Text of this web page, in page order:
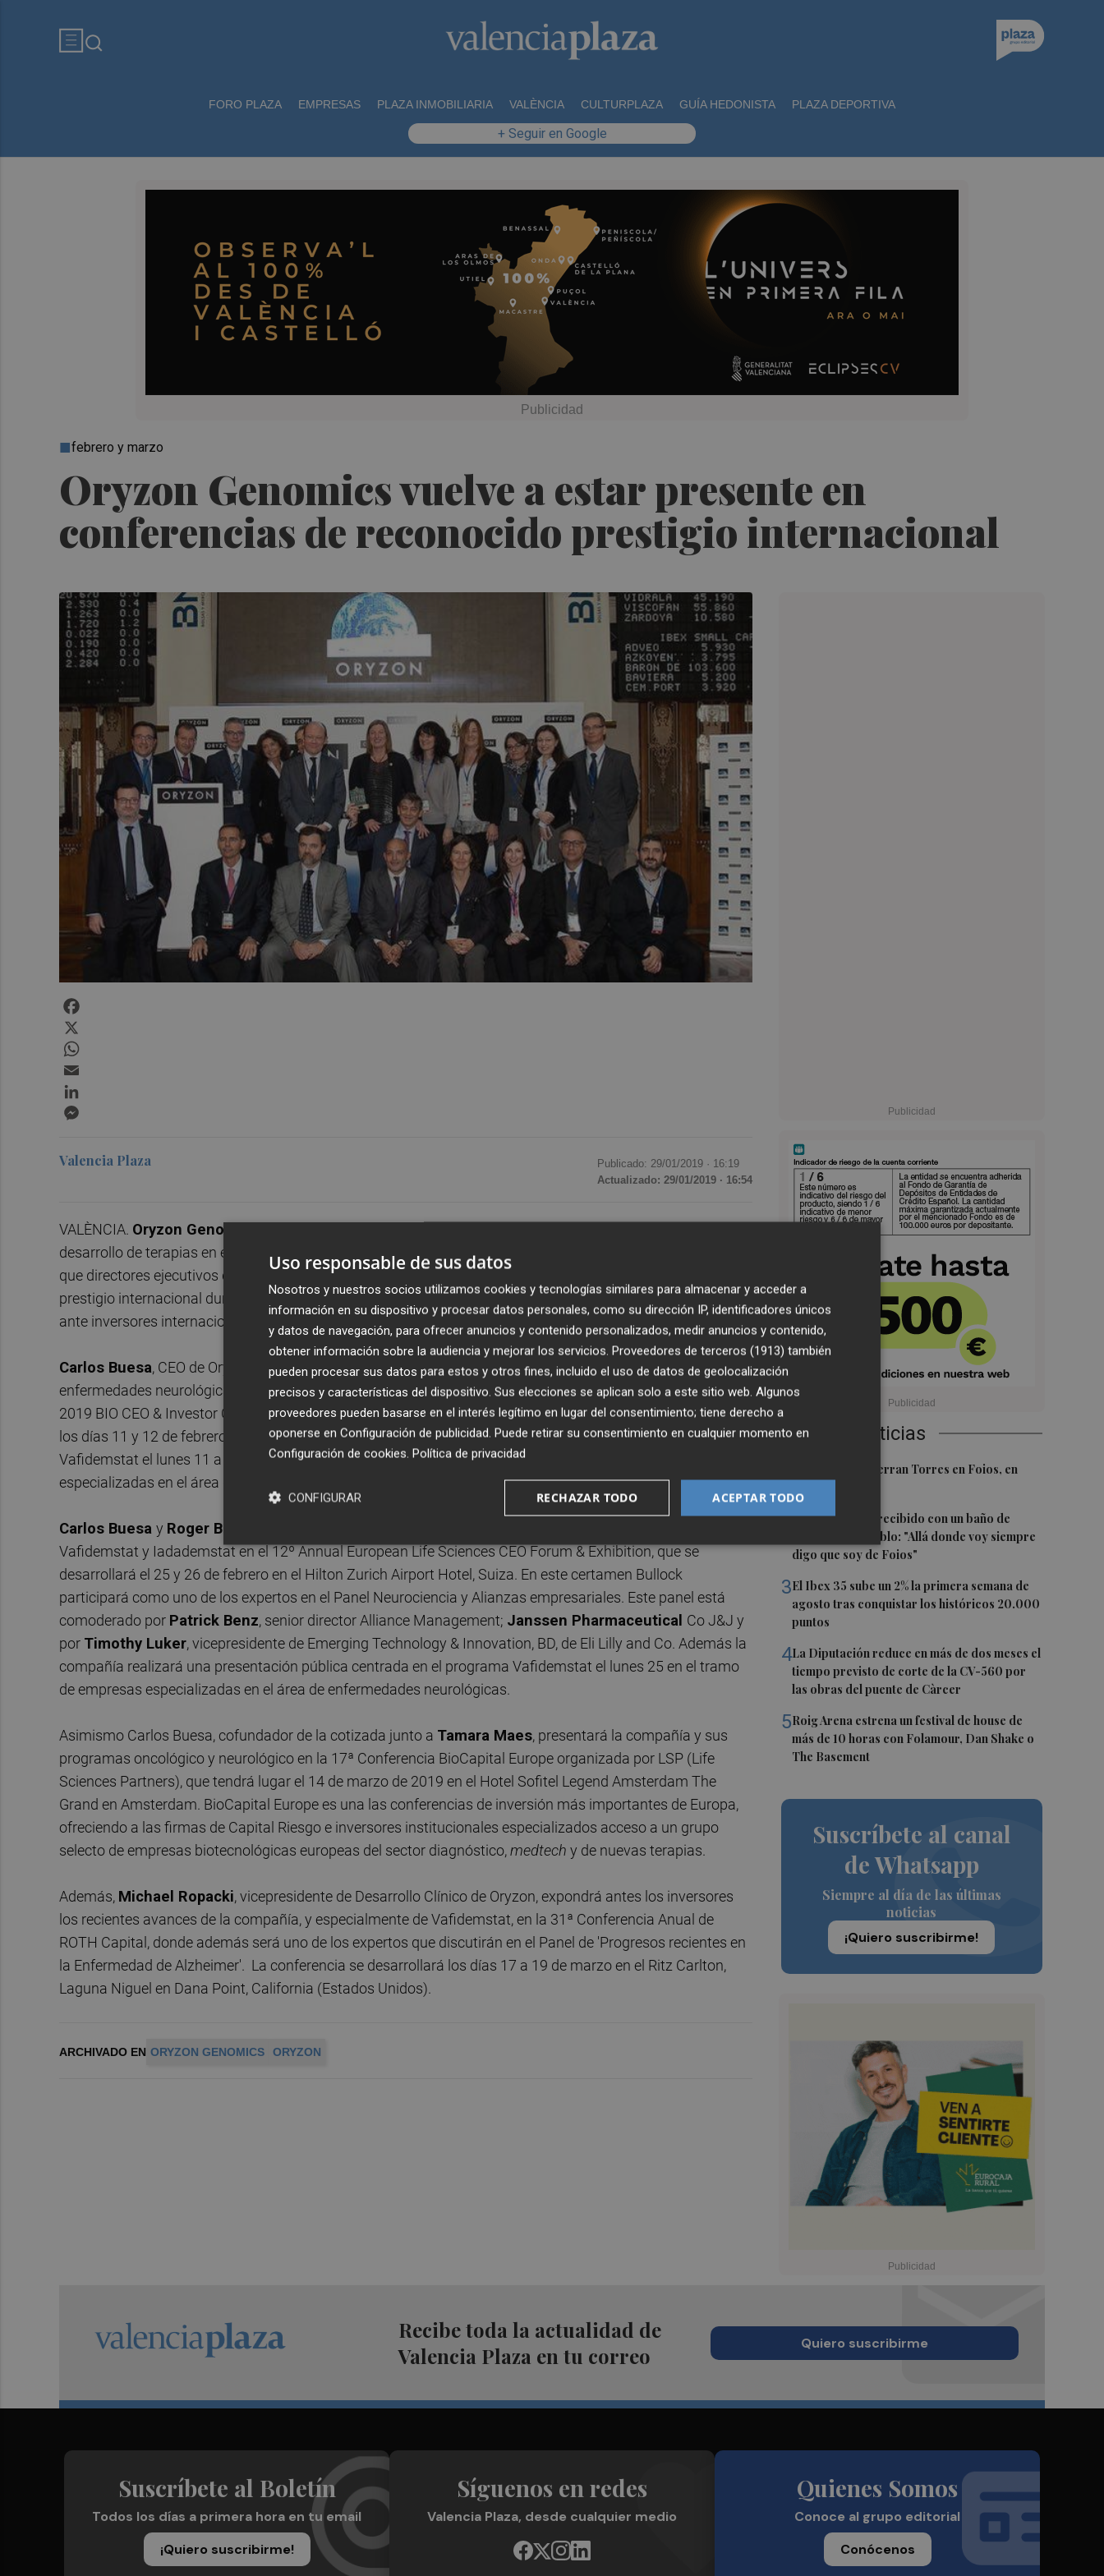
FORO PLAZA EMPRESAS PLAZA INMOBILIARIA VALÈNCIA CULTURPLAZA GUÍA HEDONISTA PLAZA DEPORTIVA
+ Seguir en Google
Oryzon Genomics vuelve a estar presente en
conferencias de reconocido prestigio internacional
febrero y marzo
Últimas Noticias
El homenaje a Ferran Torres en Foios, en
2Ferran Torres, recibido con un baño de
masas en su pueblo: "Allá donde voy siempre
digo que soy de Foios"
3El Ibex 35 sube un 2% la primera semana de
agosto tras conquistar los históricos 20.000
puntos
4La Diputación reduce en más de dos meses el
tiempo previsto de corte de la CV-560 por
las obras del puente de Càrcer
5Roig Arena estrena un festival de house de
más de 10 horas con Folamour, Dan Shake o
The Basement
Suscríbete al canal
de Whatsapp
Siempre al día de las últimas
noticias
¡Quiero suscribirme!
Valencia Plaza Publicado: 29/01/2019 · 16:19
Actualizado: 29/01/2019 · 16:54
VALÈNCIA. Oryzon Genomics
desarrollo de terapias en enfermedades con importantes necesidades médicas no resueltas, ha anunciado
que directores ejecutivos de la compañía harán presentaciones en varias conferencias de reconocido
prestigio internacional durante los meses de febrero y marzo, continuando así su presencia institucional
ante inversores internacionales.
Carlos Buesa, CEO de Oryzon, presentará los avances recientes de Vafidemstat (ORY-2001) en
enfermedades neurológicas y de Iadademstat (ORY-1001) en cáncer ante inversores institucionales en la
2019 BIO CEO & Investor Conference que se celebrará en el Hotel New York Marriott Marquis en Nueva York
los días 11 y 12 de febrero. Además realizará una presentación pública centrada en el programa
Vafidemstat el lunes 11 a las 2:45 pm hora local en el salón Hudson/Empire, en el tramo de empresas
especializadas en el área de enfermedades neurológicas.
Carlos Buesa y Roger Bullock
Vafidemstat y Iadademstat en el 12º Annual European Life Sciences CEO Forum & Exhibition, que se
desarrollará el 25 y 26 de febrero en el Hilton Zurich Airport Hotel, Suiza. En este certamen Bullock
participará como uno de los expertos en el Panel Neurociencia y Alianzas empresariales. Este panel está
comoderado por Patrick Benz, senior director Alliance Management; Janssen Pharmaceutical Co J&J y
por Timothy Luker, vicepresidente de Emerging Technology & Innovation, BD, de Eli Lilly and Co. Además la
compañía realizará una presentación pública centrada en el programa Vafidemstat el lunes 25 en el tramo
de empresas especializadas en el área de enfermedades neurológicas.
Asimismo Carlos Buesa, cofundador de la cotizada junto a Tamara Maes, presentará la compañía y sus
programas oncológico y neurológico en la 17ª Conferencia BioCapital Europe organizada por LSP (Life
Sciences Partners), que tendrá lugar el 14 de marzo de 2019 en el Hotel Sofitel Legend Amsterdam The
Grand en Amsterdam. BioCapital Europe es una las conferencias de inversión más importantes de Europa,
ofreciendo a las firmas de Capital Riesgo e inversores institucionales especializados acceso a un grupo
selecto de empresas biotecnológicas europeas del sector diagnóstico,medtech y de nuevas terapias.
Además, Michael Ropacki, vicepresidente de Desarrollo Clínico de Oryzon, expondrá antes los inversores
los recientes avances de la compañía, y especialmente de Vafidemstat, en la 31ª Conferencia Anual de
ROTH Capital, donde además será uno de los expertos que discutirán en el Panel de 'Progresos recientes en
la Enfermedad de Alzheimer'. La conferencia se desarrollará los días 17 a 19 de marzo en el Ritz Carlton,
Laguna Niguel en Dana Point, California (Estados Unidos).
ARCHIVADO EN ORYZON GENOMICS ORYZON
Recibe toda la actualidad de
Valencia Plaza en tu correo
Quiero suscribirme
Suscríbete al Boletín
Todos los días a primera hora en tu email
¡Quiero suscribirme!
Síguenos en redes
Valencia Plaza, desde cualquier medio
Quienes Somos
Conoce al grupo editorial
Conócenos
Uso responsable de sus datos
Nosotros y nuestros socios utilizamos cookies y tecnologías similares para almacenar y acceder a
información en su dispositivo y procesar datos personales, como su dirección IP, identificadores únicos
y datos de navegación, para ofrecer anuncios y contenido personalizados, medir anuncios y contenido,
obtener información sobre la audiencia y mejorar los servicios. Proveedores de terceros (1913) también
pueden procesar sus datos para estos y otros fines, incluido el uso de datos de geolocalización
precisos y características del dispositivo. Sus elecciones se aplican solo a este sitio web. Algunos
proveedores pueden basarse en el interés legítimo en lugar del consentimiento; tiene derecho a
oponerse en Configuración de publicidad. Puede retirar su consentimiento en cualquier momento en
Configuración de cookies. Política de privacidad
ACEPTAR TODO
RECHAZAR TODO
CONFIGURAR